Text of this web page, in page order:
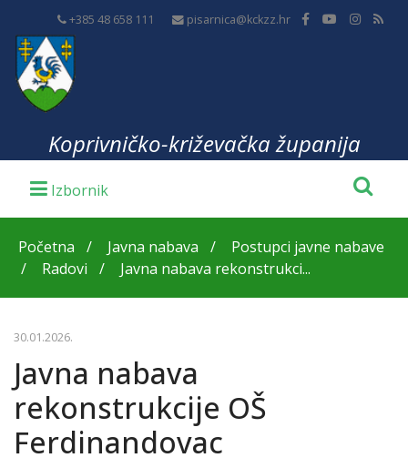
+385 48 658 111 pisarnica@kckzz.hr
Koprivničko-križevačka županija
Početna Javna nabava
Postupci javne nabave
Radovi
Javna nabava rekonstrukci...
30.01.2026.
Javna nabava
rekonstrukcije OŠ
Ferdinandovac